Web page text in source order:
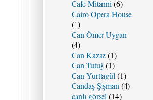
Cafe Mitanni (6)
Cairo Opera House
(1)
Can Ömer Uygan
(4)
Can Kazaz(1)
Can Tutuğ(1)
Can Yurttagül (1)
Candaş Şişman (4)
canlı görsel (14)